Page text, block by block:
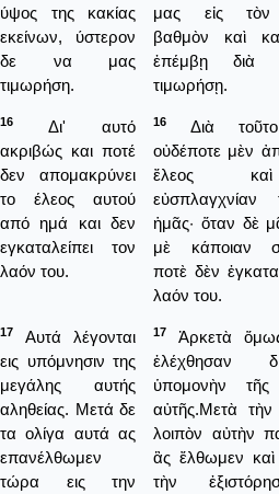
ύψος της κακίας
εκείνων, ύστερον
δε να μας
τιμωρήση.
μας εἰς τὸν
βαθμὸν καὶ
ἐπέμβῃ
τιμωρήσῃ.
16
Δι' αυτό
ακριβώς και ποτέ
δεν απομακρύνει
το έλεος αυτού
από ημά και δεν
εγκαταλείπει τον
λαόν του.
16
Διὰ
οὐδέποτε μὲν
ἔλεος
ἡμᾶς· ὅταν δὲ
μὲ κάποιαν
ποτὲ δὲν
λαόν του.
17
Αυτά λέγονται
εις υπόμνησιν της
μεγάλης αυτής
αληθείας. Μετά δε
τα ολίγα αυτά ας
επανέλθωμεν
τώρα εις την
17
Ἀρκετὰ
ἐλέχθησαν
ὑπομονὴν τῆς
αὐτῆς.Μετὰ τὴν
λοιπὸν αὐτὴν
ἂς ἔλθωμεν καὶ
τὴν